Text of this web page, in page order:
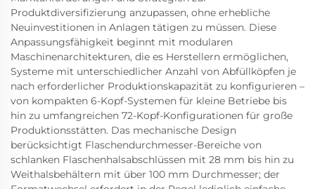
Produktdiversifizierung anzupassen, ohne erhebliche
Neuinvestitionen in Anlagen tätigen zu müssen. Diese
Anpassungsfähigkeit beginnt mit modularen
Maschinenarchitekturen, die es Herstellern ermöglichen,
Systeme mit unterschiedlicher Anzahl von Abfüllköpfen je
nach erforderlicher Produktionskapazität zu konfigurieren –
von kompakten 6-Kopf-Systemen für kleine Betriebe bis
hin zu umfangreichen 72-Kopf-Konfigurationen für große
Produktionsstätten. Das mechanische Design
berücksichtigt Flaschendurchmesser-Bereiche von
schlanken Flaschenhalsabschlüssen mit 28 mm bis hin zu
Weithalsbehältern mit über 100 mm Durchmesser; der